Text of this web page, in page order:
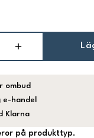
ombud
handel
Klarna
på produkttyp.